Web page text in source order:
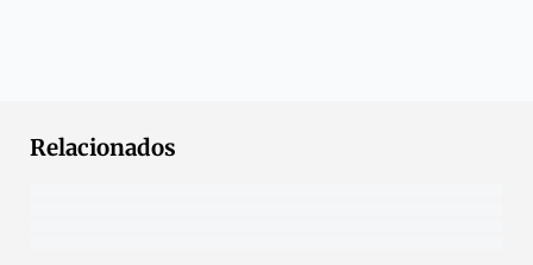
Relacionados